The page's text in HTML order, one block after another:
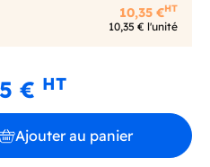
10,35 €HT
10,35 € l'unité
€ HT
Ajouter au panier